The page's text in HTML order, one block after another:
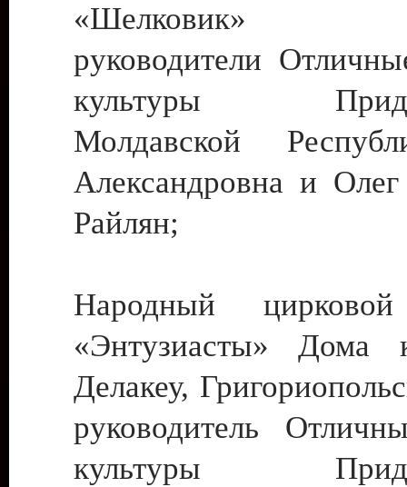
«Шелковик»
руководители
культуры
Молдавской
Александровна и
Райлян;
Народный цирковой
«Энтузиасты» Дома
Делакеу,
руководитель
культуры